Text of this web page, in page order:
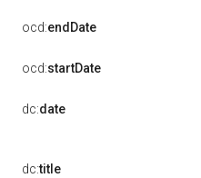
ocd:endDate
ocd:startDate
dc:date
dc:title